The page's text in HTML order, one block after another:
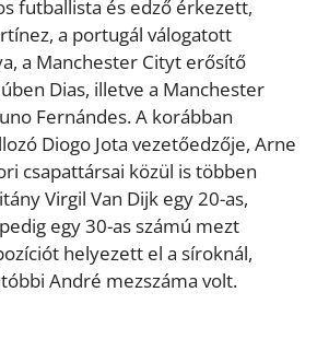
futballista és edző érkezett,
a portugál válogatott
a Manchester Cityt erősítő
Dias, illetve a Manchester
Fernándes. A korábban
Diogo Jota vezetőedzője, Arne
csapattársai közül is többen
Virgil Van Dijk egy 20-as,
egy 30-as számú mezt
helyezett el a síroknál,
André mezszáma volt.